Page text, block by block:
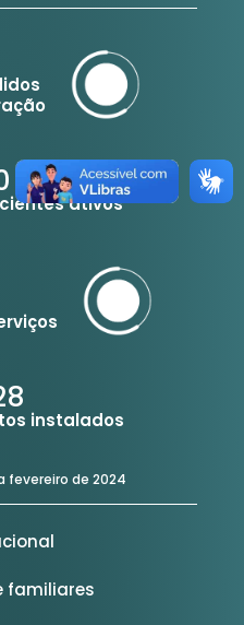
mil
ativos
instalados
fevereiro de 2024
familiares